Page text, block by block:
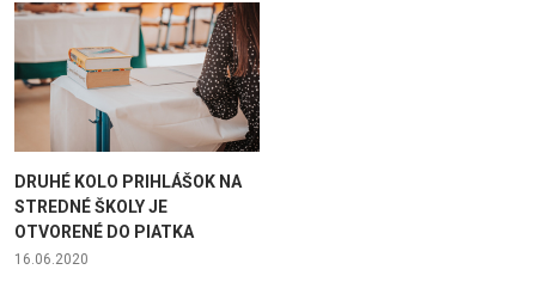
DRUHÉ KOLO PRIHLÁŠOK NA
STREDNÉ ŠKOLY JE
OTVORENÉ DO PIATKA
16.06.2020